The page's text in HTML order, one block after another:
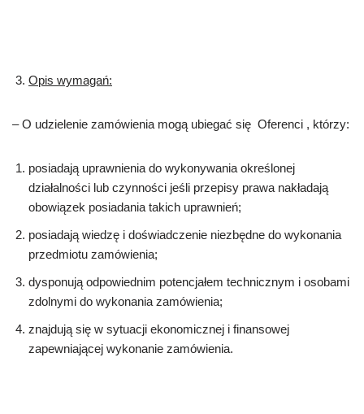
Opis wymagań:
– O udzielenie zamówienia mogą ubiegać się Oferenci , którzy:
posiadają uprawnienia do wykonywania określonej
działalności lub czynności jeśli przepisy prawa nakładają
obowiązek posiadania takich uprawnień;
posiadają wiedzę i doświadczenie niezbędne do wykonania
przedmiotu zamówienia;
dysponują odpowiednim potencjałem technicznym i osobami
zdolnymi do wykonania zamówienia;
znajdują się w sytuacji ekonomicznej i finansowej
zapewniającej wykonanie zamówienia.